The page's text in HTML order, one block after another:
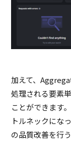
加えて、
処理される要素
ことができます
トルネックにな
の品質改善を行